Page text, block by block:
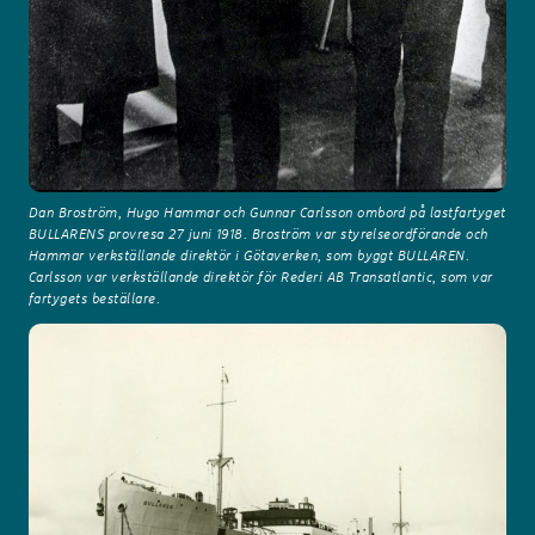
Dan Broström, Hugo Hammar och Gunnar Carlsson ombord på lastfartyget
BULLARENS provresa 27 juni 1918. Broström var styrelseordförande och
Hammar verkställande direktör i Götaverken, som byggt BULLAREN.
Carlsson var verkställande direktör för Rederi AB Transatlantic, som var
fartygets beställare.